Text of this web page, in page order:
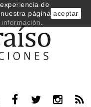
de
página
información
aceptar